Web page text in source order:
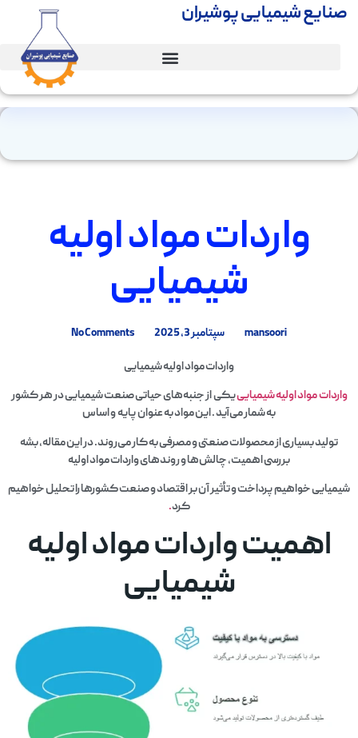
صنایع شیمیایی پوشیران
واردات مواد اولیه
شیمیایی
mansoori سپتامبر 3, 2025 No Comments
واردات مواد اولیه شیمیایی
واردات مواد اولیه شیمیایییکی از جنبه‌های حیاتی صنعت شیمیایی در هر کشور
به شمار می‌آید . این مواد به عنوان پایه و اساس
تولید بسیاری از محصولات صنعتی و مصرفی به کار می‌روند. در این مقاله، بشه
بررسی اهمیت، چالش‌ها و روندهای واردات مواد اولیه
شیمیایی خواهیم پرداخت و تأثیر آن بر اقتصاد و صنعت کشورها را تحلیل خواهیم
کرد.
اهمیت واردات مواد اولیه
شیمیایی